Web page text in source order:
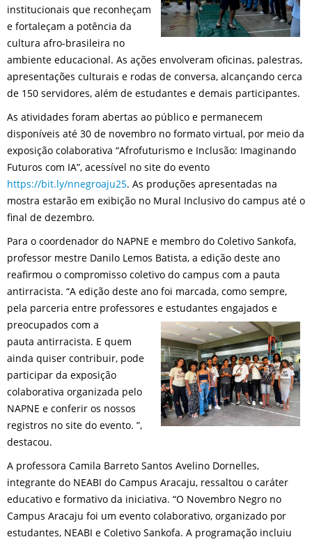
institucionais que reconheçam
e fortaleçam a potência da
cultura afro-brasileira no
ambiente educacional. As ações envolveram oficinas, palestras,
apresentações culturais e rodas de conversa, alcançando cerca
de 150 servidores, além de estudantes e demais participantes.
As atividades foram abertas ao público e permanecem
disponíveis até 30 de novembro no formato virtual, por meio da
exposição colaborativa “Afrofuturismo e Inclusão: Imaginando
Futuros com IA”, acessível no site do evento
https://bit.ly/nnegroaju25. As produções apresentadas na
mostra estarão em exibição no Mural Inclusivo do campus até o
final de dezembro.
Para o coordenador do NAPNE e membro do Coletivo Sankofa,
professor mestre Danilo Lemos Batista, a edição deste ano
reafirmou o compromisso coletivo do campus com a pauta
antirracista. “A edição deste ano foi marcada, como sempre,
pela parceria entre professores e estudantes engajados e
preocupados com a
pauta antirracista. E quem
ainda quiser contribuir, pode
participar da exposição
colaborativa organizada pelo
NAPNE e conferir os nossos
registros no site do evento. ”,
destacou.
A professora Camila Barreto Santos Avelino Dornelles,
integrante do NEABI do Campus Aracaju, ressaltou o caráter
educativo e formativo da iniciativa. “O Novembro Negro no
Campus Aracaju foi um evento colaborativo, organizado por
estudantes, NEABI e Coletivo Sankofa. A programação incluiu